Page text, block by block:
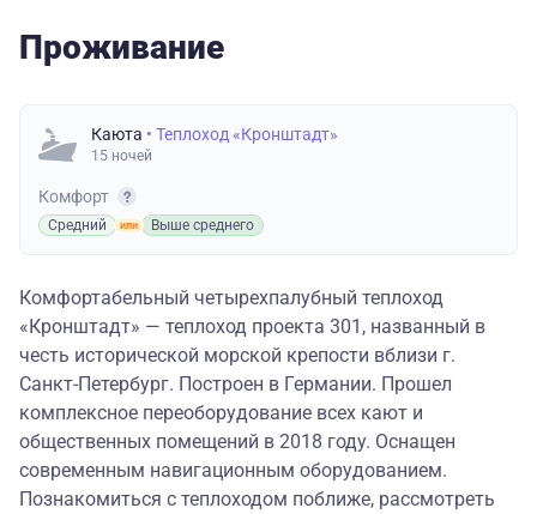
Проживание
Каюта • Теплоход «Кронштадт»
15 ночей
Комфорт
Средний Выше среднего
Комфортабельный четырехпалубный теплоход
«Кронштадт» — теплоход проекта 301, названный в
честь исторической морской крепости вблизи г.
Санкт-Петербург. Построен в Германии. Прошел
комплексное переоборудование всех кают и
общественных помещений в 2018 году. Оснащен
современным навигационным оборудованием.
Познакомиться с теплоходом поближе, рассмотреть